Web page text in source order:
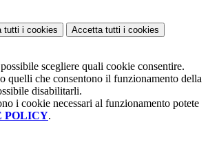
tutti i cookies Accetta tutti i cookies
scegliere quali cookie consentire.
quelli che consentono il funzionamento della
disabilitarli.
i cookie necessari al funzionamento potete
POLICY.